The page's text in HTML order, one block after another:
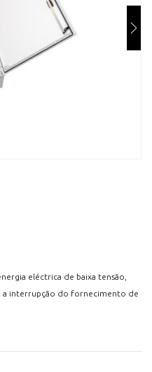
eléctrica de baixa tensão,
a interrupção do fornecimento de